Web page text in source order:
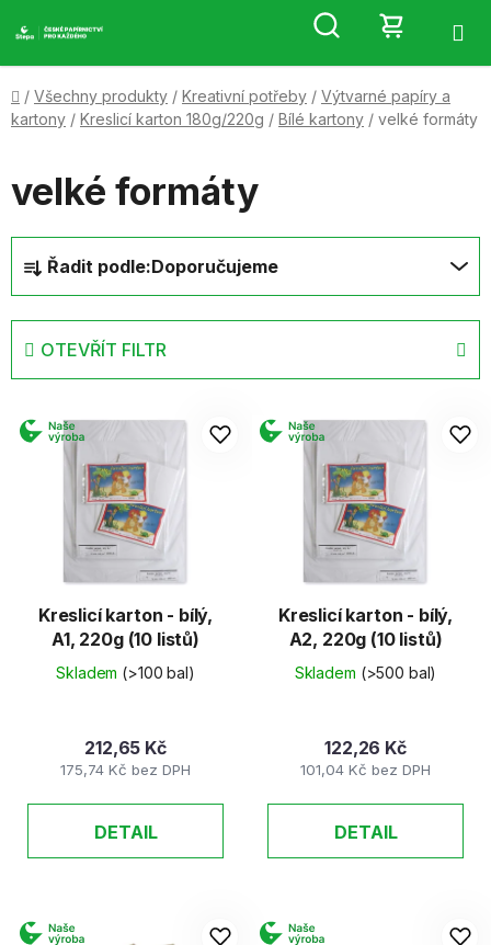
na
Hledat
KOŠÍK
Domů
/ Všechny produkty / Kreativní potřeby / Výtvarné papíry a
kartony / Kreslicí karton 180g/220g / Bílé kartony / velké formáty
velké formáty
a
z
n
p
Řadit podle:Doporučujeme
OTEVŘÍT FILTR
ý
p
Kreslicí karton - bílý,
A1, 220g (10 listů)
Skladem (>100 bal)
175,74 Kč bez DPH
212,65 Kč
DETAIL
Kreslicí karton - bílý,
A2, 220g (10 listů)
Skladem (>500 bal)
101,04 Kč bez DPH
122,26 Kč
DETAIL